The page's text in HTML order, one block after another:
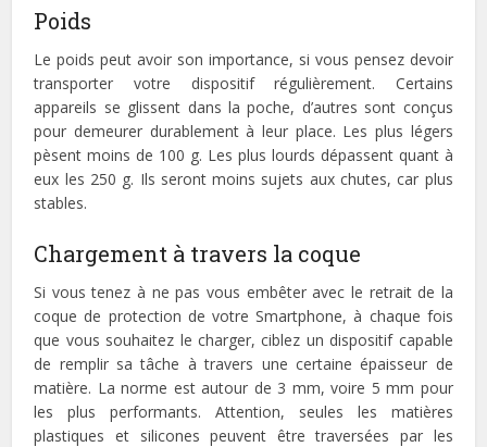
Poids
Le poids peut avoir son importance, si vous pensez devoir
transporter votre dispositif régulièrement. Certains
appareils se glissent dans la poche, d’autres sont conçus
pour demeurer durablement à leur place. Les plus légers
pèsent moins de 100 g. Les plus lourds dépassent quant à
eux les 250 g. Ils seront moins sujets aux chutes, car plus
stables.
Chargement à travers la coque
Si vous tenez à ne pas vous embêter avec le retrait de la
coque de protection de votre Smartphone, à chaque fois
que vous souhaitez le charger, ciblez un dispositif capable
de remplir sa tâche à travers une certaine épaisseur de
matière. La norme est autour de 3 mm, voire 5 mm pour
les plus performants. Attention, seules les matières
plastiques et silicones peuvent être traversées par les